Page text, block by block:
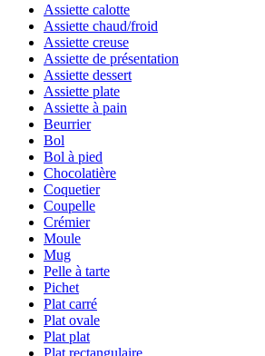
Assiette calotte
Assiette chaud/froid
Assiette creuse
Assiette de présentation
Assiette dessert
Assiette plate
Assiette à pain
Beurrier
Bol
Bol à pied
Chocolatière
Coquetier
Coupelle
Crémier
Moule
Mug
Pelle à tarte
Pichet
Plat carré
Plat ovale
Plat plat
Plat rectangulaire